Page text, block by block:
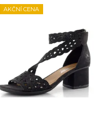
AKČNÍ CENA